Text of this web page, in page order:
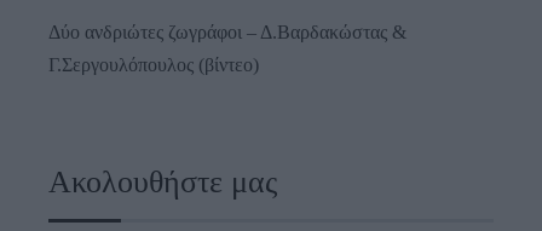
Δύο ανδριώτες ζωγράφοι – Δ.Βαρδακώστας &
Γ.Σεργουλόπουλος (βίντεο)
Ακολουθήστε μας